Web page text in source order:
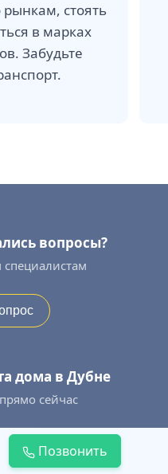
стоять
в марках
Забудьте
вопросы?
дома в Дубне
сейчас
Позвонить